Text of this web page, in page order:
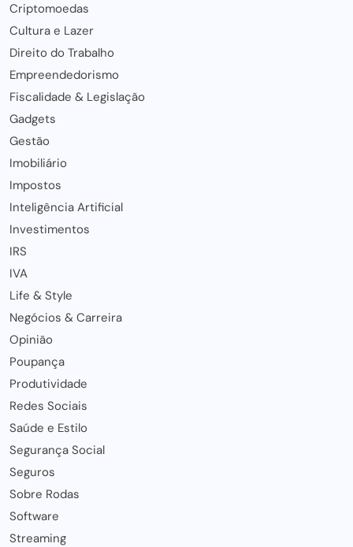
Criptomoedas
Cultura e Lazer
Direito do Trabalho
Empreendedorismo
Fiscalidade & Legislação
Gadgets
Gestão
Imobiliário
Impostos
Inteligência Artificial
Investimentos
IRS
IVA
Life & Style
Negócios & Carreira
Opinião
Poupança
Produtividade
Redes Sociais
Saúde e Estilo
Segurança Social
Seguros
Sobre Rodas
Software
Streaming